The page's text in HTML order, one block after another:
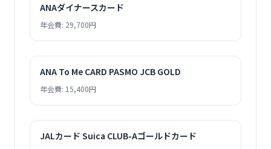
ANAダイナースカード
年会費: 29,700円
ANA To Me CARD PASMO JCB GOLD
年会費: 15,400円
JALカード Suica CLUB-Aゴールドカード